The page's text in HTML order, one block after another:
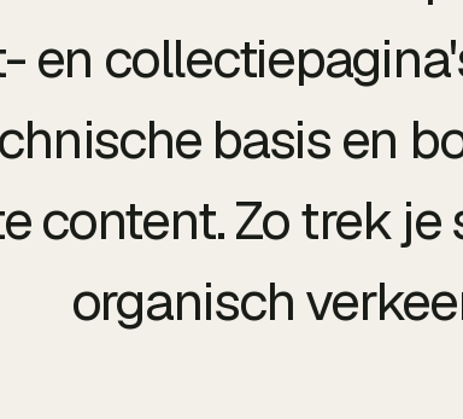
en
basis en
content. Zo trek
organisch